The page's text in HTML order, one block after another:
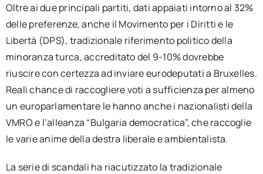
Oltre ai due principali partiti, dati appaiati intorno al 32%
delle preferenze, anche il Movimento per i Diritti e le
Libertà (DPS), tradizionale riferimento politico della
minoranza turca, accreditato del 9-10% dovrebbe
riuscire con certezza ad inviare eurodeputati a Bruxelles.
Reali chance di raccogliere voti a sufficienza per almeno
un europarlamentare le hanno anche i nazionalisti della
VMRO e l’alleanza “Bulgaria democratica”, che raccoglie
le varie anime della destra liberale e ambientalista.
La serie di scandali ha riacutizzato la tradizionale